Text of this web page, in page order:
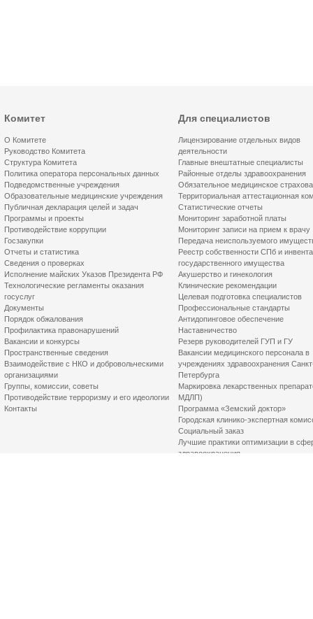
Комитет
О Комитете
Руководство Комитета
Структура Комитета
Политика оператора персональных данных
Подведомственные учреждения
Образовательные медицинские учреждения
Публичная декларация целей и задач
Программы и проекты
Противодействие коррупции
Госзакупки
Отчеты и статистика
Сведения о проверках
Исполнение майских Указов Президента РФ
Технологические регламенты оказания
госуслуг
Документы
Порядок обжалования
Профилактика правонарушений
Вакансии и конкурсы
Пространственные сведения
Взаимодействие с НКО и добровольческими
организациями
Группы, комиссии, советы
Противодействие терроризму и его идеологии
Контакты
Для специалистов
Лицензирование отдельных видов
деятельности
Главные внештатные специалисты
Районные отделы здравоохранения
Обязательное медицинское
Территориальная аттестационная
Статистические отчеты
Мониторинг заработной платы
Мониторинг записи на прием к врачу
Передача неиспользуемого
Реестр собственности СПб и
государственного имущества
Акушерство и гинекология
Клинические рекомендации
Целевая подготовка специалистов
Профессиональные стандарты
Антидопинговое обеспечение
Наставничество
Резерв руководителей ГУП и ГУ
Вакансии медицинского персонала в
учреждениях здравоохранения
Петербурга
Маркировка лекарственных
МДЛП)
Программа «Земский доктор»
Городская клинико-экспертная
Социальный заказ
Лучшие практики оптимизации в
здравоохранения